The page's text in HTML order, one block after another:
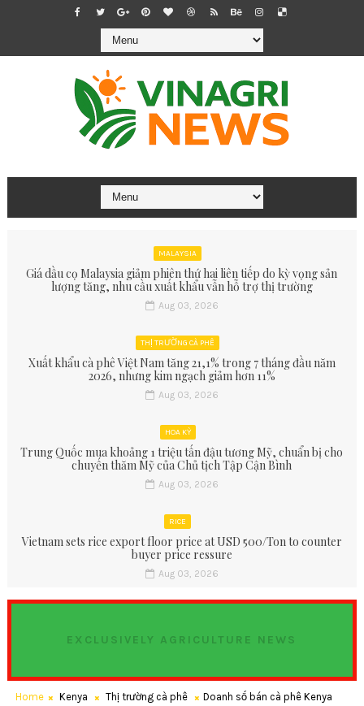
MALAYSIA
Giá dầu cọ Malaysia giảm phiên thứ hai liên tiếp do kỳ vọng sản
lượng tăng, nhu cầu xuất khẩu vẫn hỗ trợ thị trường
Aug 03, 2026
THỊ TRƯỜNG CÀ PHÊ
Xuất khẩu cà phê Việt Nam tăng 21,1% trong 7 tháng đầu năm
2026, nhưng kim ngạch giảm hơn 11%
Aug 03, 2026
HOA KỲ
Trung Quốc mua khoảng 1 triệu tấn đậu tương Mỹ, chuẩn bị cho
chuyến thăm Mỹ của Chủ tịch Tập Cận Bình
Aug 03, 2026
RICE
Vietnam sets rice export floor price at USD 500/Ton to counter
buyer price ressure
Aug 03, 2026
EXCLUSIVELY AGRICULTURE NEWS
Home Kenya Thị trường cà phê
Doanh số bán cà phê Kenya